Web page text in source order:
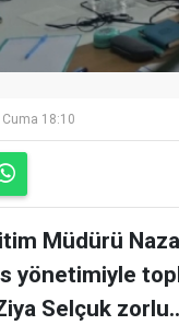
18:10
Müdürü
yönetimiyle
Selçuk